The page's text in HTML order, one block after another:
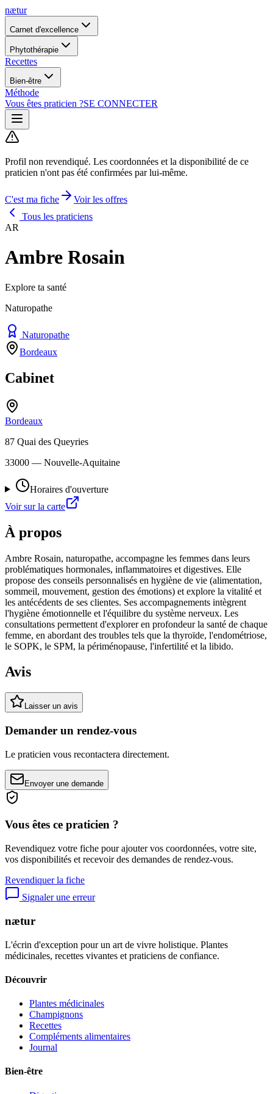
nætur
Carnet d'excellence
Phytothérapie
Recettes
Bien-être
Méthode
Vous êtes praticien ?SE CONNECTER
Profil non revendiqué. Les coordonnées et la disponibilité de ce
praticien n'ont pas été confirmées par lui-même.
C'est ma fiche
Voir les offres
Tous les praticiens
AR
Ambre Rosain
Explore ta santé
Naturopathe
Naturopathe
Bordeaux
Cabinet
Bordeaux
87 Quai des Queyries
33000 — Nouvelle-Aquitaine
Horaires d'ouverture
Voir sur la carte
À propos
Ambre Rosain, naturopathe, accompagne les femmes dans leurs
problématiques hormonales, inflammatoires et digestives. Elle
propose des conseils personnalisés en hygiène de vie (alimentation,
sommeil, mouvement, gestion des émotions) et explore la vitalité et
les antécédents de ses clientes. Ses accompagnements intègrent
l'hygiène émotionnelle et l'équilibre du système nerveux. Les
consultations permettent d'explorer en profondeur la santé de chaque
femme, en abordant des troubles tels que la thyroïde, l'endométriose,
le SOPK, le SPM, la périménopause, l'infertilité et la libido.
Avis
Laisser un avis
Demander un rendez-vous
Le praticien vous recontactera directement.
Envoyer une demande
Vous êtes ce praticien ?
Revendiquez votre fiche pour ajouter vos coordonnées, votre site,
vos disponibilités et recevoir des demandes de rendez-vous.
Revendiquer la fiche
Signaler une erreur
nætur
L'écrin d'exception pour un art de vivre holistique. Plantes
médicinales, recettes vivantes et praticiens de confiance.
Découvrir
Plantes médicinales
Champignons
Recettes
Compléments alimentaires
Journal
Bien-être